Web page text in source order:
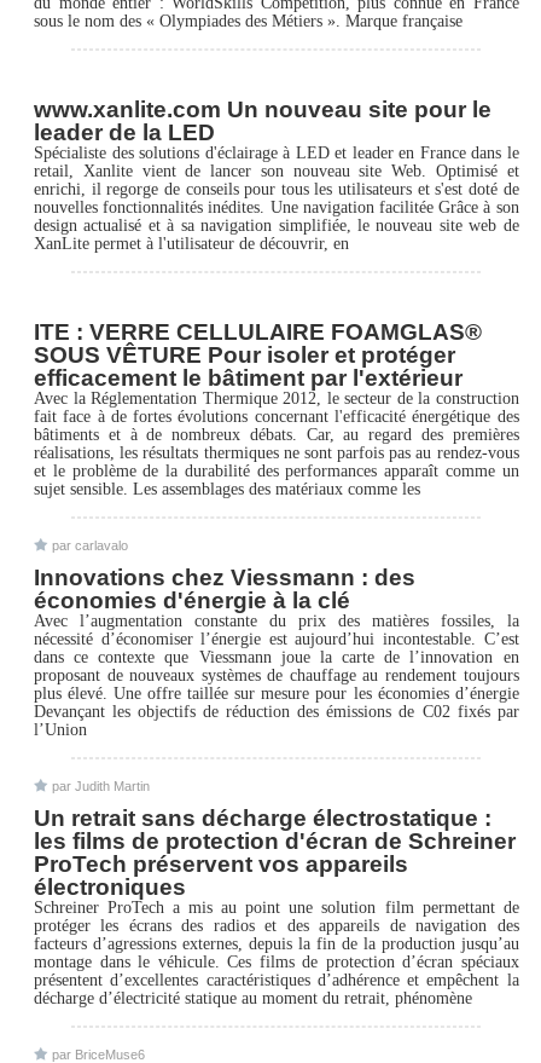
sous le nom des « Olympiades des Métiers ». Marque française
www.xanlite.com Un nouveau site pour le
leader de la LED
Spécialiste des solutions d'éclairage à LED et leader en France dans le
retail, Xanlite vient de lancer son nouveau site Web. Optimisé et
enrichi, il regorge de conseils pour tous les utilisateurs et s'est doté de
nouvelles fonctionnalités inédites. Une navigation facilitée Grâce à son
design actualisé et à sa navigation simplifiée, le nouveau site web de
XanLite permet à l'utilisateur de découvrir, en
ITE : VERRE CELLULAIRE FOAMGLAS®
SOUS VÊTURE Pour isoler et protéger
efficacement le bâtiment par l'extérieur
Avec la Réglementation Thermique 2012, le secteur de la construction
fait face à de fortes évolutions concernant l'efficacité énergétique des
bâtiments et à de nombreux débats. Car, au regard des premières
réalisations, les résultats thermiques ne sont parfois pas au rendez-vous
et le problème de la durabilité des performances apparaît comme un
sujet sensible. Les assemblages des matériaux comme les
par carlavalo
Innovations chez Viessmann : des
économies d'énergie à la clé
Avec l’augmentation constante du prix des matières fossiles, la
nécessité d’économiser l’énergie est aujourd’hui incontestable. C’est
dans ce contexte que Viessmann joue la carte de l’innovation en
proposant de nouveaux systèmes de chauffage au rendement toujours
plus élevé. Une offre taillée sur mesure pour les économies d’énergie
Devançant les objectifs de réduction des émissions de C02 fixés par
l’Union
par Judith Martin
Un retrait sans décharge électrostatique :
les films de protection d'écran de Schreiner
ProTech préservent vos appareils
électroniques
Schreiner ProTech a mis au point une solution film permettant de
protéger les écrans des radios et des appareils de navigation des
facteurs d’agressions externes, depuis la fin de la production jusqu’au
montage dans le véhicule. Ces films de protection d’écran spéciaux
présentent d’excellentes caractéristiques d’adhérence et empêchent la
décharge d’électricité statique au moment du retrait, phénomène
par BriceMuse6